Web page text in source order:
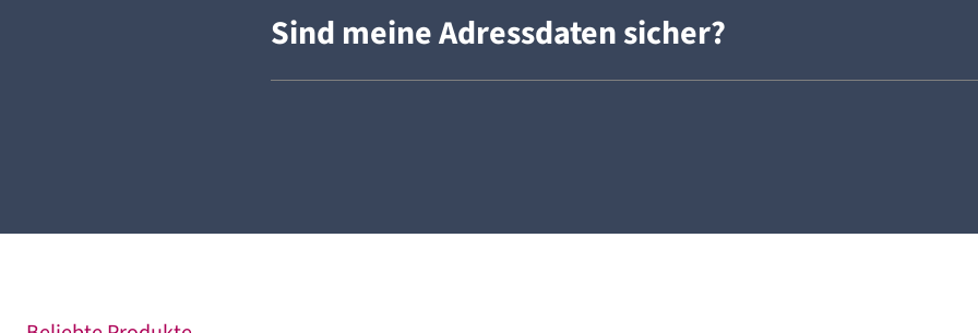
Sind meine Adressdaten sicher?